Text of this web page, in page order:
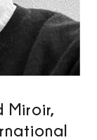
Miroir,